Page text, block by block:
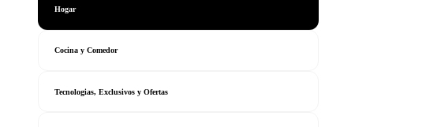
Hogar
Cocina y Comedor
Tecnologias, Exclusivos y Ofertas